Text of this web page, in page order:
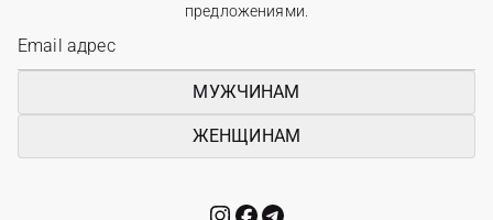
предложениями.
МУЖЧИНАМ
ЖЕНЩИНАМ